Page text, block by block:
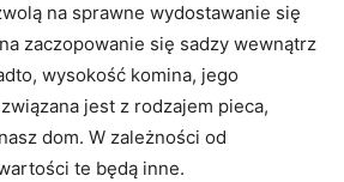
na sprawne wydostawanie się
zaczopowanie się sadzy wewnątrz
wysokość komina, jego
jest z rodzajem pieca,
dom. W zależności od
te będą inne.